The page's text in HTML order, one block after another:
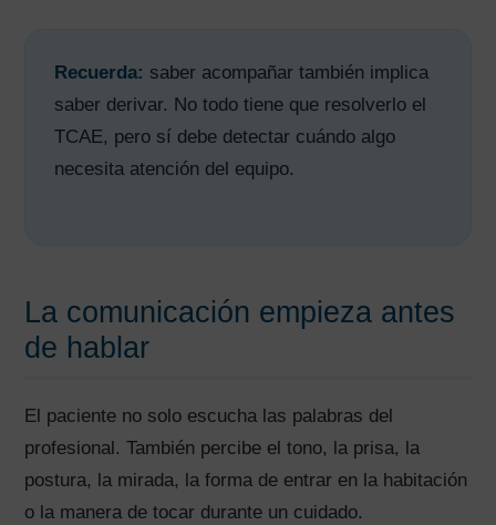
Recuerda: saber acompañar también implica
saber derivar. No todo tiene que resolverlo el
TCAE, pero sí debe detectar cuándo algo
necesita atención del equipo.
La comunicación empieza antes
de hablar
El paciente no solo escucha las palabras del
profesional. También percibe el tono, la prisa, la
postura, la mirada, la forma de entrar en la habitación
o la manera de tocar durante un cuidado.